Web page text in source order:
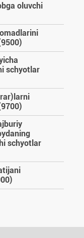
oluvchi
schyotlar
schyotlar